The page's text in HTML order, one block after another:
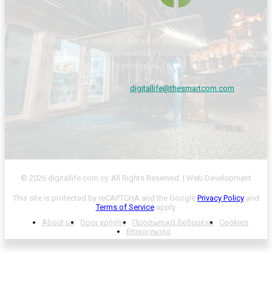
Το digitallife.com.cy έθεσε ως στόχο τη γνωριμία, εξοικείωση και
εκπαίδευση του ελληνικού αναγνωστικού κοινού με τα επιτεύγματα της
τεχνολογίας.
Επικοινωνήστε μαζί μας : digitallife@thesmartcom.com
© 2026 digitallife.com.cy. All Rights Reserved. | Web Development
This site is protected by reCAPTCHA and the Google Privacy Policy and
Terms of Serviceapply.
About us
Όροι χρήσης Προσωπικά δεδομένα
Cookies
Επικοινωνία